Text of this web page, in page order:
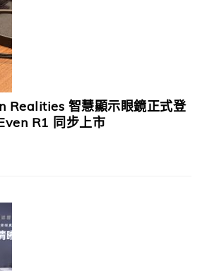
Realities 智慧顯示眼鏡正式登
R1 同步上市